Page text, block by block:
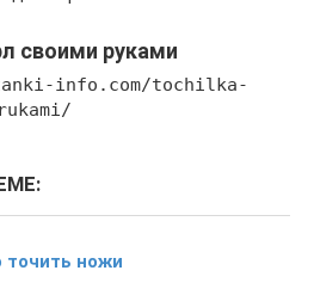
своими руками
info.com/tochilka-
точить ножи